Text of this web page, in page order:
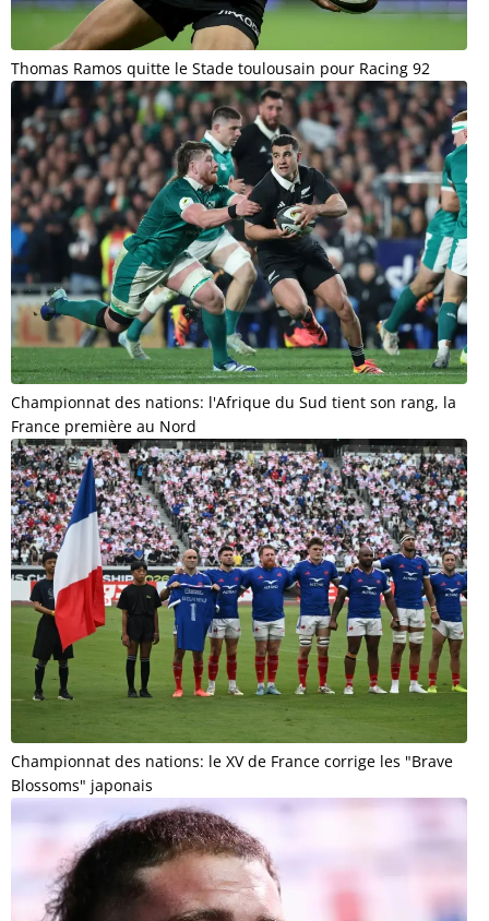
Thomas Ramos quitte le Stade toulousain pour Racing 92
Championnat des nations: l'Afrique du Sud tient son rang, la
France première au Nord
Championnat des nations: le XV de France corrige les "Brave
Blossoms" japonais